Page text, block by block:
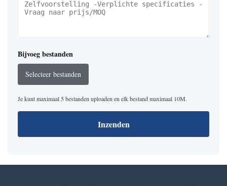
Bijvoeg bestanden
Selecteer bestanden
Je kunt maximaal 5 bestanden uploaden en elk bestand maximaal 10M.
Inzenden